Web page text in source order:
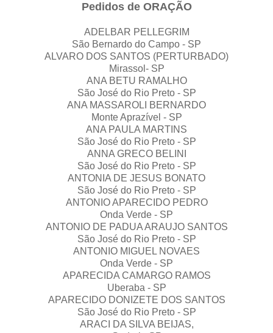
Pedidos de ORAÇÃO
ADELBAR PELLEGRIM
São Bernardo do Campo - SP
ALVARO DOS SANTOS (PERTURBADO)
Mirassol- SP
ANA BETU RAMALHO
São José do Rio Preto - SP
ANA MASSAROLI BERNARDO
Monte Aprazível - SP
ANA PAULA MARTINS
São José do Rio Preto - SP
ANNA GRECO BELINI
São José do Rio Preto - SP
ANTONIA DE JESUS BONATO
São José do Rio Preto - SP
ANTONIO APARECIDO PEDRO
Onda Verde - SP
ANTONIO DE PADUA ARAUJO SANTOS
São José do Rio Preto - SP
ANTONIO MIGUEL NOVAES
Onda Verde - SP
APARECIDA CAMARGO RAMOS
Uberaba - SP
APARECIDO DONIZETE DOS SANTOS
São José do Rio Preto - SP
ARACI DA SILVA BEIJAS,